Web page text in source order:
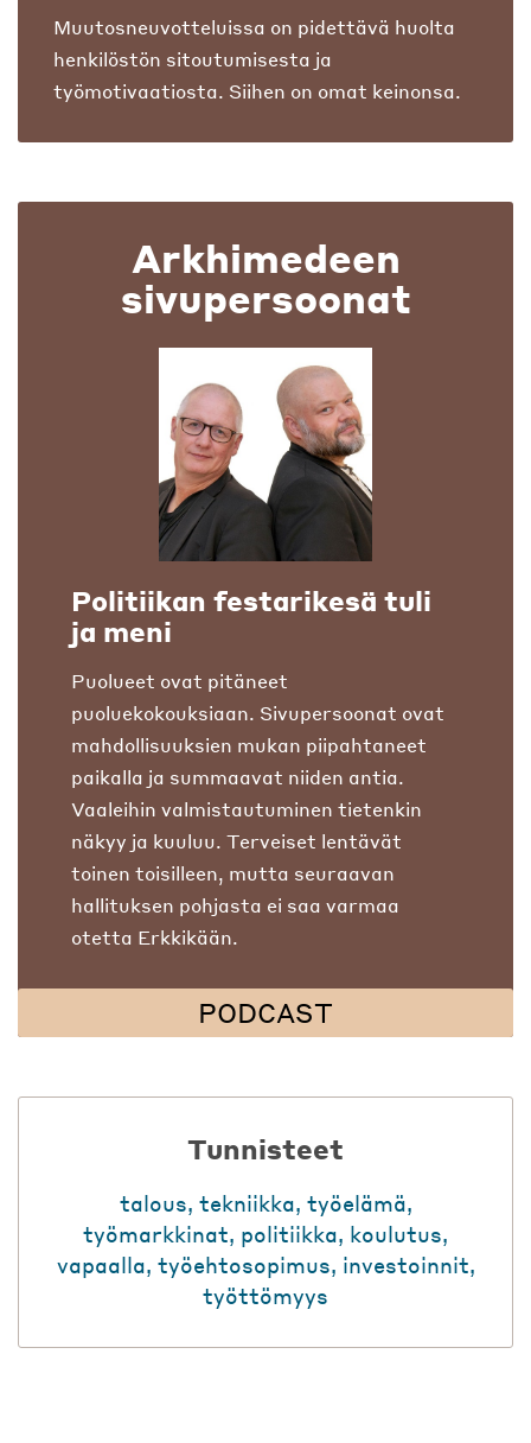
Muutosneuvotteluissa on pidettävä huolta
henkilöstön sitoutumisesta ja
työmotivaatiosta. Siihen on omat keinonsa.
Arkhimedeen
sivupersoonat
Politiikan festarikesä tuli
ja meni
Puolueet ovat pitäneet
puoluekokouksiaan. Sivupersoonat ovat
mahdollisuuksien mukan piipahtaneet
paikalla ja summaavat niiden antia.
Vaaleihin valmistautuminen tietenkin
näkyy ja kuuluu. Terveiset lentävät
toinen toisilleen, mutta seuraavan
hallituksen pohjasta ei saa varmaa
otetta Erkkikään.
PODCAST
Tunnisteet
talous, tekniikka, työelämä,
työmarkkinat, politiikka, koulutus,
vapaalla, työehtosopimus, investoinnit,
työttömyys